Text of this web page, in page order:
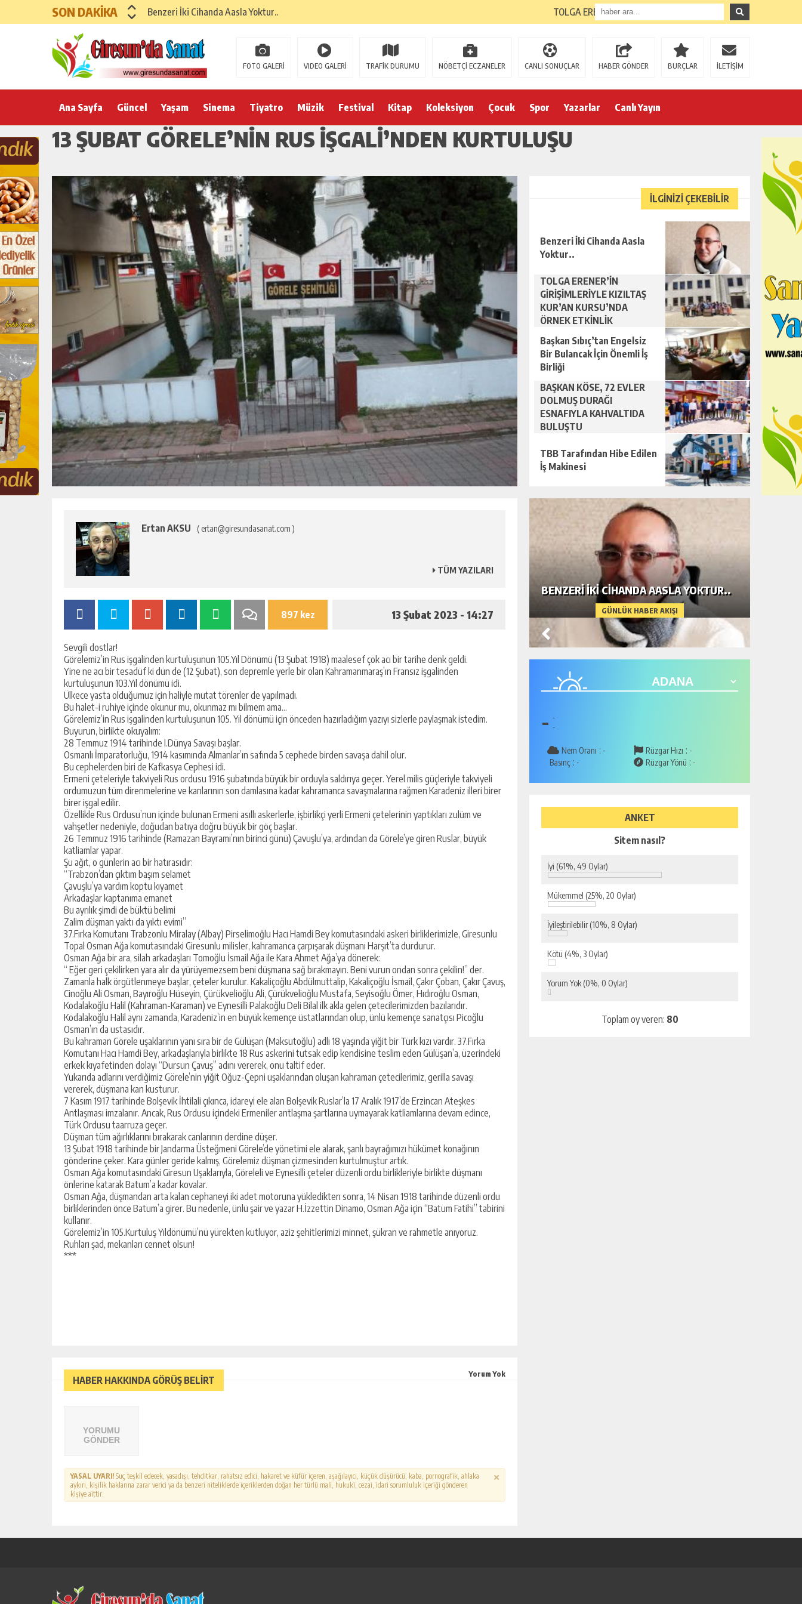
SON DAKİKA Benzeri İki Cihanda Aasla Yoktur.. TOLGA ERENER’İN GİRİŞİMLERİYLE KIZILTAŞ KUR’AN
FOTO GALERİ VIDEO GALERİ TRAFİK DURUMU NÖBETÇİ ECZANELER CANLI SONUÇLAR HABER GÖNDER BURÇLAR İLETİŞİM
Ana Sayfa Güncel Yaşam Sinema Tiyatro Müzik Festival Kitap Koleksiyon Çocuk Spor Yazarlar Canlı Yayın
13 ŞUBAT GÖRELE’NİN RUS İŞGALİ’NDEN KURTULUŞU
Ertan AKSU ( ertan@giresundasanat.com )
TÜM YAZILARI
897 kez 13 Şubat 2023 - 14:27
Sevgili dostlar!
Görelemiz’in Rus işgalinden kurtuluşunun 105.Yıl Dönümü (13 Şubat 1918) maalesef çok acı bir tarihe denk geldi.
Yine ne acı bir tesadüf ki dün de (12 Şubat), son depremle yerle bir olan Kahramanmaraş’ın Fransız işgalinden
kurtuluşunun 103.Yıl dönümü idi.
Ülkece yasta olduğumuz için haliyle mutat törenler de yapılmadı.
Bu halet-i ruhiye içinde okunur mu, okunmaz mı bilmem ama…
Görelemiz’in Rus işgalinden kurtuluşunun 105. Yıl dönümü için önceden hazırladığım yazıyı sizlerle paylaşmak istedim.
Buyurun, birlikte okuyalım:
28 Temmuz 1914 tarihinde I.Dünya Savaşı başlar.
Osmanlı İmparatorluğu, 1914 kasımında Almanlar’ın safında 5 cephede birden savaşa dahil olur.
Bu cephelerden biri de Kafkasya Cephesi idi.
Ermeni çeteleriyle takviyeli Rus ordusu 1916 şubatında büyük bir orduyla saldırıya geçer. Yerel milis güçleriyle takviyeli
ordumuzun tüm direnmelerine ve kanlarının son damlasına kadar kahramanca savaşmalarına rağmen Karadeniz illeri birer
birer işgal edilir.
Özellikle Rus Ordusu’nun içinde bulunan Ermeni asıllı askerlerle, işbirlikçi yerli Ermeni çetelerinin yaptıkları zulüm ve
vahşetler nedeniyle, doğudan batıya doğru büyük bir göç başlar.
26 Temmuz 1916 tarihinde (Ramazan Bayramı’nın birinci günü) Çavuşlu’ya, ardından da Görele’ye giren Ruslar, büyük
katliamlar yapar.
Şu ağıt, o günlerin acı bir hatırasıdır:
“Trabzon’dan çıktım başım selamet
Çavuşlu’ya vardım koptu kıyamet
Arkadaşlar kaptanıma emanet
Bu ayrılık şimdi de büktü belimi
Zalim düşman yaktı da yıktı evimi”
37.Fırka Komutanı Trabzonlu Miralay (Albay) Pirselimoğlu Hacı Hamdi Bey komutasındaki askeri birliklerimizle, Giresunlu
Topal Osman Ağa komutasındaki Giresunlu milisler, kahramanca çarpışarak düşmanı Harşıt’ta durdurur.
Osman Ağa bir ara, silah arkadaşları Tomoğlu İsmail Ağa ile Kara Ahmet Ağa’ya dönerek:
“ Eğer geri çekilirken yara alır da yürüyemezsem beni düşmana sağ bırakmayın. Beni vurun ondan sonra çekilin!” der.
Zamanla halk örgütlenmeye başlar, çeteler kurulur. Kakaliçoğlu Abdülmuttalip, Kakaliçoğlu İsmail, Çakır Çoban, Çakır Çavuş,
Cinoğlu Ali Osman, Bayıroğlu Hüseyin, Çürükvelioğlu Ali, Çürükvelioğlu Mustafa, Seyisoğlu Ömer, Hıdıroğlu Osman,
Kodalakoğlu Halil (Kahraman-Karaman) ve Eynesilli Palakoğlu Deli Bilal ilk akla gelen çetecilerimizden bazılarıdır.
Kodalakoğlu Halil aynı zamanda, Karadeniz’in en büyük kemençe üstatlarından olup, ünlü kemençe sanatçısı Picoğlu
Osman’ın da ustasıdır.
Bu kahraman Görele uşaklarının yanı sıra bir de Gülüşan (Maksutoğlu) adlı 18 yaşında yiğit bir Türk kızı vardır. 37.Fırka
Komutanı Hacı Hamdi Bey, arkadaşlarıyla birlikte 18 Rus askerini tutsak edip kendisine teslim eden Gülüşan’a, üzerindeki
erkek kıyafetinden dolayı “Dursun Çavuş” adını vererek, onu taltif eder.
Yukarıda adlarını verdiğimiz Görele’nin yiğit Oğuz-Çepni uşaklarından oluşan kahraman çetecilerimiz, gerilla savaşı
vererek, düşmana kan kusturur.
7 Kasım 1917 tarihinde Bolşevik İhtilali çıkınca, idareyi ele alan Bolşevik Ruslar’la 17 Aralık 1917’de Erzincan Ateşkes
Antlaşması imzalanır. Ancak, Rus Ordusu içindeki Ermeniler antlaşma şartlarına uymayarak katliamlarına devam edince,
Türk Ordusu taarruza geçer.
Düşman tüm ağırlıklarını bırakarak canlarının derdine düşer.
13 Şubat 1918 tarihinde bir Jandarma Üsteğmeni Görele’de yönetimi ele alarak, şanlı bayrağımızı hükümet konağının
gönderine çeker. Kara günler geride kalmış, Görelemiz düşman çizmesinden kurtulmuştur artık.
Osman Ağa komutasındaki Giresun Uşaklarıyla, Göreleli ve Eynesilli çeteler düzenli ordu birlikleriyle birlikte düşmanı
önlerine katarak Batum’a kadar kovalar.
Osman Ağa, düşmandan arta kalan cephaneyi iki adet motoruna yükledikten sonra, 14 Nisan 1918 tarihinde düzenli ordu
birliklerinden önce Batum’a girer. Bu nedenle, ünlü şair ve yazar H.İzzettin Dinamo, Osman Ağa için “Batum Fatihi” tabirini
kullanır.
Görelemiz’in 105.Kurtuluş Yıldönümü’nü yürekten kutluyor, aziz şehitlerimizi minnet, şükran ve rahmetle anıyoruz.
Ruhları şad, mekanları cennet olsun!
***
HABER HAKKINDA GÖRÜŞ BELİRT
Yorum Yok
YORUMU
GÖNDER
YASAL UYARI! Suç teşkil edecek, yasadışı, tehditkar, rahatsız edici, hakaret ve küfür içeren, aşağılayıcı, küçük düşürücü, kaba, pornografik, ahlaka
aykırı, kişilik haklarına zarar verici ya da benzeri niteliklerde içeriklerden doğan her türlü mali, hukuki, cezai, idari sorumluluk içeriği gönderen
kişiye aittir.
İLGİNİZİ ÇEKEBİLİR
Benzeri İki Cihanda Aasla
Yoktur..
TOLGA ERENER’İN
GİRİŞİMLERİYLE KIZILTAŞ
KUR’AN KURSU’NDA
ÖRNEK ETKİNLİK
Başkan Sıbıç’tan Engelsiz
Bir Bulancak İçin Önemli İş
Birliği
BAŞKAN KÖSE, 72 EVLER
DOLMUŞ DURAĞI
ESNAFIYLA KAHVALTIDA
BULUŞTU
TBB Tarafından Hibe Edilen
İş Makinesi
GÜNLÜK HABER AKIŞI
BENZERI İKI CIHANDA AASLA YOKTUR..
- -
-
Nem Oranı : -
Basınç : -
Rüzgar Hızı : -
Rüzgar Yönü : -
ANKET
Sitem nasıl?
İyi (61%, 49 Oylar)
Mükemmel (25%, 20 Oylar)
İyileştirilebilir(10%, 8 Oylar)
Kötü (4%, 3 Oylar)
Yorum Yok (0%, 0 Oylar)
Toplam oy veren: 80